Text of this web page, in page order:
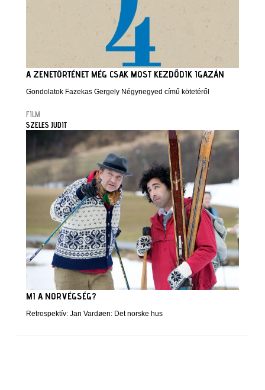
A ZENETÖRTÉNET MÉG CSAK MOST KEZDŐDIK IGAZÁN
Gondolatok Fazekas Gergely Négynegyed című kötetéről
FILM
SZELES JUDIT
MI A NORVÉGSÉG?
Retrospektív: Jan Vardøen: Det norske hus